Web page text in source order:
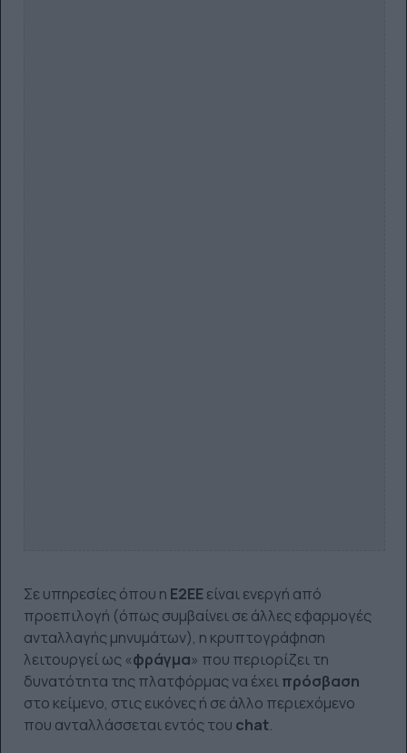
Σε υπηρεσίες όπου η E2EEείναι ενεργή από
προεπιλογή (όπως συμβαίνει σε άλλες εφαρμογές
ανταλλαγής μηνυμάτων), η κρυπτογράφηση
λειτουργεί ως «φράγμα» που περιορίζει τη
δυνατότητα της πλατφόρμας να έχειπρόσβαση
στο κείμενο, στις εικόνες ή σε άλλο περιεχόμενο
που ανταλλάσσεται εντός του chat.